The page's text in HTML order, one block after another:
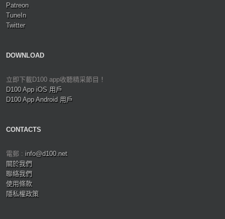
Patreon
TuneIn
Twitter
DOWNLOAD
立即下載D100 app收聽精采節目！
D100 App iOS 用戶
D100 App Android 用戶
CONTACTS
電郵 : info@d100.net
關於我們
聯絡我們
使用條款
隱私權政策